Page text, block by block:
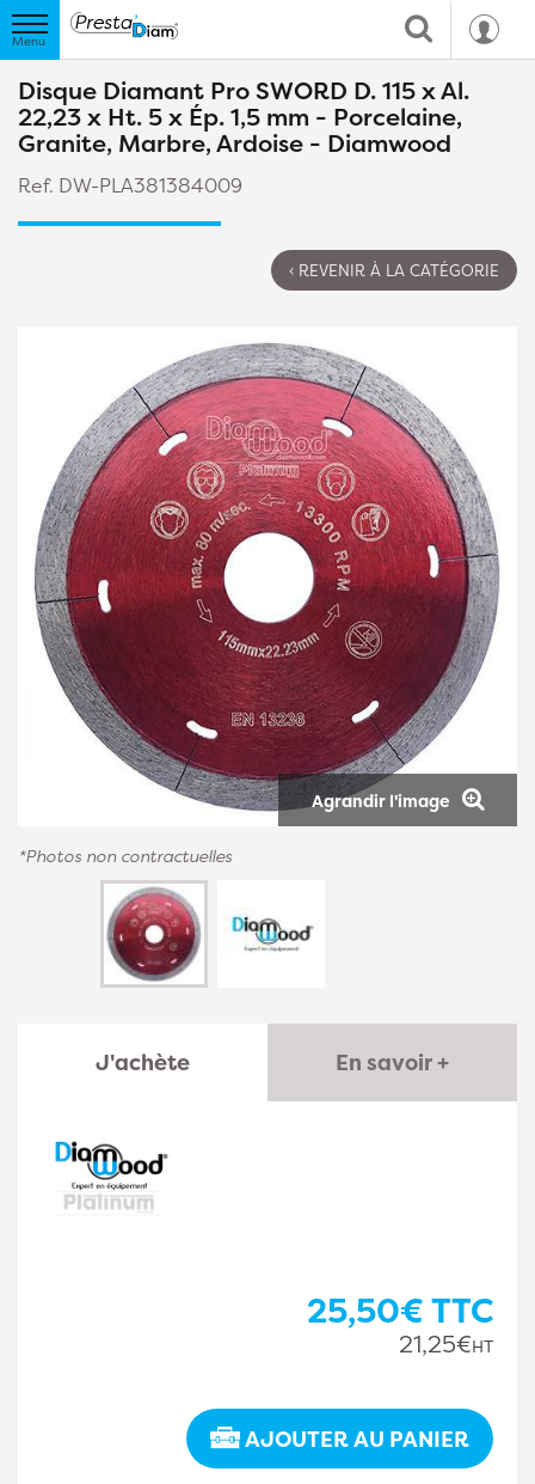
Disque Diamant Pro SWORD D. 115 x Al.
22,23 x Ht. 5 x Ép. 1,5 mm - Porcelaine,
Granite, Marbre, Ardoise - Diamwood
Ref. DW-PLA381384009
‹ REVENIR À LA CATÉGORIE
Agrandir l'image
*Photos non contractuelles
J'achète En savoir +
25,50€TTC
21,25€HT
AJOUTER AU PANIER